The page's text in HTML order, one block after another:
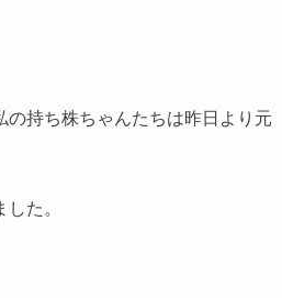
持ち株ちゃんたちは昨日より元
た。